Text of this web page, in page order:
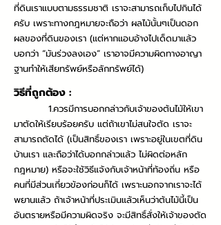
ที่ดินเราแบบตามธรรมชาติ เราจะสามารถเก็บไปกินได้
ครับ เพราะทางกฎหมายจะถือว่า ผลไม้นั้นๆเป็นดอก
ผลของที่ดินของเรา (แต่หากแอบอ้างไปเด็ดมาแล้ว
บอกว่า “มันร่วงลงเอง” เราอาจมีความผิดทางอาญา
ฐานทำให้เสียทรัพย์หรือลักทรัพย์ได้)
วิธีที่ถูกต้อง :
1.ควรมีการบอกกล่าวกับเจ้าของต้นไม้ให้เขา
มาตัดให้เรียบร้อยครับ แต่ถ้าเขาไม่สนใจตัด เราจะ
สามารถตัดได้ (เป็นสิทธิ์ของเรา เพราะอยู่ในเขตที่ดิน
บ้านเรา และถือว่าได้บอกกล่าวแล้ว ไม่ผิดต่อหลัก
กฎหมาย) หรือจะใช้วิธีแจ้งกับเจ้าหน้าที่ท้องถิ่น หรือ
คนที่มีส่วนเกี่ยวข้องก่อนก็ได้ เพราะนอกจากเราจะได้
พยานแล้ว ถ้าเจ้าหน้าที่ประเมินแล้วเห็นว่าต้นไม้นี้เป็น
อันตรายหรือมีความผิดจริง จะมีสิทธิ์สั่งให้เจ้าของตัด